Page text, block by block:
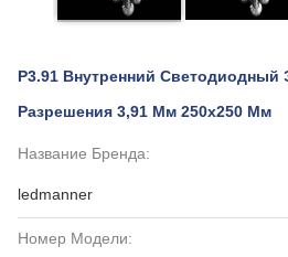
P3.91 Внутренний Светодиодный
Разрешения 3,91 Мм 250х250 Мм
Название Бренда:
ledmanner
Номер Модели: